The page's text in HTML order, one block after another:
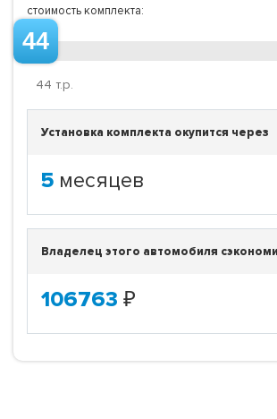
стоимость комплекта:
44
44 т.р.
Установка комплекта окупится через
5 месяцев
Владелец этого автомобиля
106763 ₽